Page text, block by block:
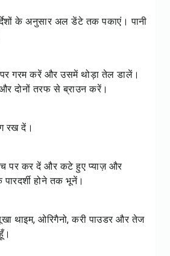
के अनुसार अल डेंटे तक पकाएं। पानी
गरम करें और उसमें थोड़ा तेल डालें।
दोनों तरफ से ब्राउन करें।
रख दें।
पर कर दें और कटे हुए प्याज़ और
होने तक भूनें।
थाइम, ओरिगैनो, करी पाउडर और तेज